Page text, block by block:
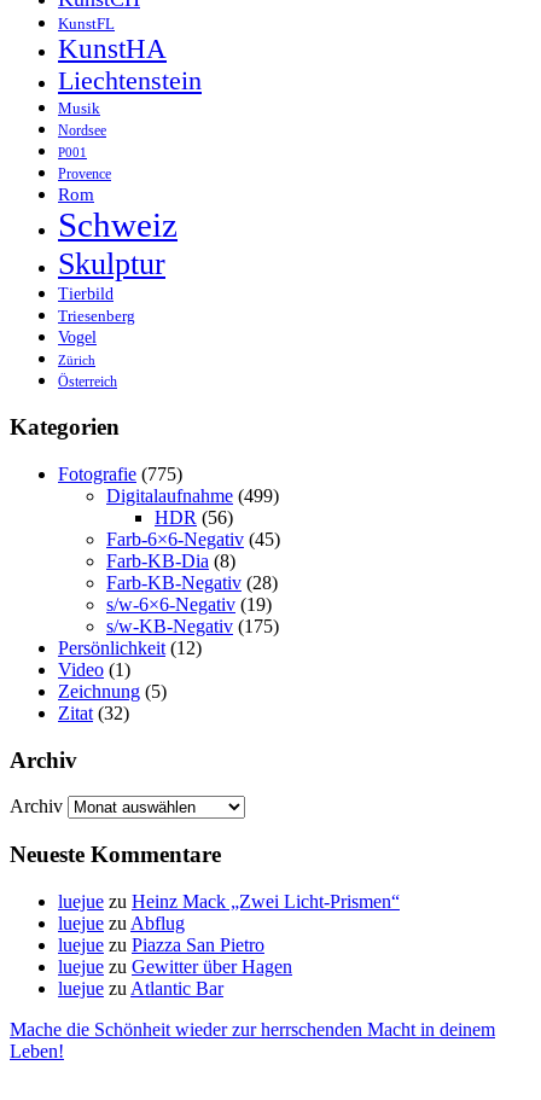
KunstFL
KunstHA
Liechtenstein
Musik
Nordsee
P001
Provence
Rom
Schweiz
Skulptur
Tierbild
Triesenberg
Vogel
Zürich
Österreich
Kategorien
Fotografie (775)
Digitalaufnahme (499)
HDR (56)
Farb-6×6-Negativ (45)
Farb-KB-Dia (8)
Farb-KB-Negativ (28)
s/w-6×6-Negativ (19)
s/w-KB-Negativ (175)
Persönlichkeit (12)
Video (1)
Zeichnung (5)
Zitat (32)
Archiv
Archiv
Neueste Kommentare
luejue zu Heinz Mack „Zwei Licht-Prismen“
luejue zu Abflug
luejue zu Piazza San Pietro
luejue zu Gewitter über Hagen
luejue zu Atlantic Bar
Mache die Schönheit wieder zur herrschenden Macht in deinem
Leben!